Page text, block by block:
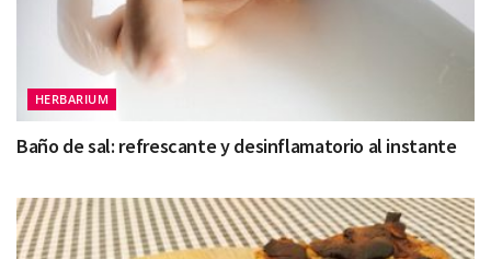
HERBARIUM
Baño de sal: refrescante y desinflamatorio al instante